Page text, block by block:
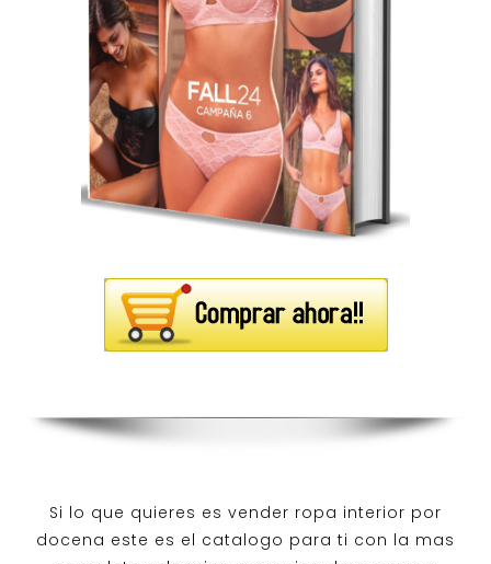
Si lo que quieres es vender ropa interior por
docena este es el catalogo para ti con la mas